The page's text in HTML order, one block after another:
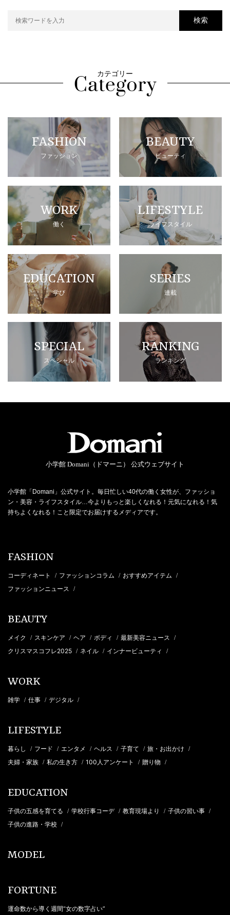
検索
カテゴリー
FASHION
ファッション
BEAUTY
ビューティ
WORK
働く
LIFESTYLE
ライフスタイル
EDUCATION
学び
SERIES
連載
SPECIAL
スペシャル
RANKING
ランキング
小学館 Domani（ドマーニ） 公式ウェブサイト
小学館「Domani」公式サイト。毎日忙しい40代の働く女性が、ファッショ
ン・美容・ライフスタイル…今よりもっと楽しくなれる！元気になれる！気
持ちよくなれる！こと限定でお届けするメディアです。
FASHION
コーディネート / ファッションコラム / おすすめアイテム /
ファッションニュース /
BEAUTY
メイク / スキンケア / ヘア / ボディ / 最新美容ニュース /
クリスマスコフレ2025 / ネイル / インナービューティ /
WORK
雑学 / 仕事 / デジタル /
LIFESTYLE
暮らし / フード / エンタメ / ヘルス / 子育て / 旅・お出かけ /
夫婦・家族 / 私の生き方 / 100人アンケート / 贈り物 /
EDUCATION
子供の五感を育てる / 学校行事コーデ / 教育現場より / 子供の習い事 /
子供の進路・学校 /
MODEL
FORTUNE
運命数から導く週間“女の数字占い”